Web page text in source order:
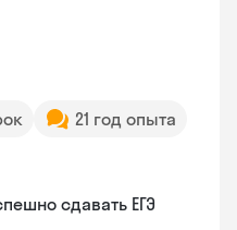
21 год опыта
сдавать ЕГЭ